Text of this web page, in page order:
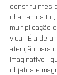
constituintes
chamamos
multiplicação
vida.  É a de
atenção para
imaginativo -
objetos e